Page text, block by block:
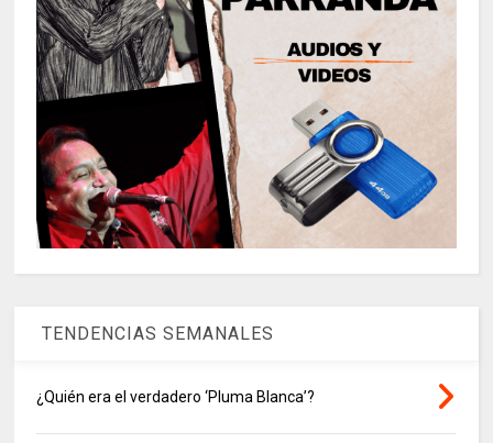
TENDENCIAS SEMANALES
¿Quién era el verdadero ‘Pluma Blanca’?